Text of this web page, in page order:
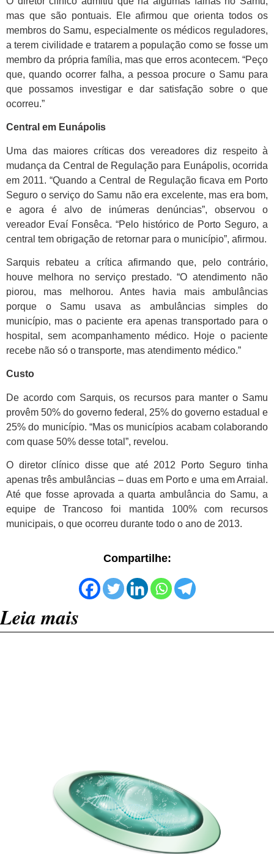
mas que são pontuais. Ele afirmou que orienta todos os
membros do Samu, especialmente os médicos reguladores,
a terem civilidade e tratarem a população como se fosse um
membro da própria família, mas que erros acontecem. “Peço
que, quando ocorrer falha, a pessoa procure o Samu para
que possamos investigar e dar satisfação sobre o que
ocorreu.”
Central em Eunápolis
Uma das maiores críticas dos vereadores diz respeito à
mudança da Central de Regulação para Eunápolis, ocorrida
em 2011. “Quando a Central de Regulação ficava em Porto
Seguro o serviço do Samu não era excelente, mas era bom,
e agora é alvo de inúmeras denúncias”, observou o
vereador Evaí Fonsêca. “Pelo histórico de Porto Seguro, a
central tem obrigação de retornar para o município”, afirmou.
Sarquis rebateu a crítica afirmando que, pelo contrário,
houve melhora no serviço prestado. “O atendimento não
piorou, mas melhorou. Antes havia mais ambulâncias
porque o Samu usava as ambulâncias simples do
município, mas o paciente era apenas transportado para o
hospital, sem acompanhamento médico. Hoje o paciente
recebe não só o transporte, mas atendimento médico.”
Custo
De acordo com Sarquis, os recursos para manter o Samu
provêm 50% do governo federal, 25% do governo estadual e
25% do município. “Mas os municípios acabam colaborando
com quase 50% desse total”, revelou.
O diretor clínico disse que até 2012 Porto Seguro tinha
apenas três ambulâncias – duas em Porto e uma em Arraial.
Até que fosse aprovada a quarta ambulância do Samu, a
equipe de Trancoso foi mantida 100% com recursos
municipais, o que ocorreu durante todo o ano de 2013.
Compartilhe:
Leia mais